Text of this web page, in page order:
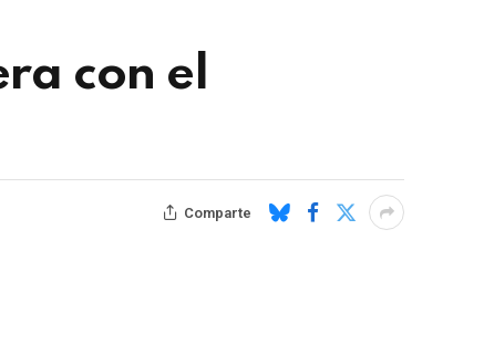
con el
Comparte